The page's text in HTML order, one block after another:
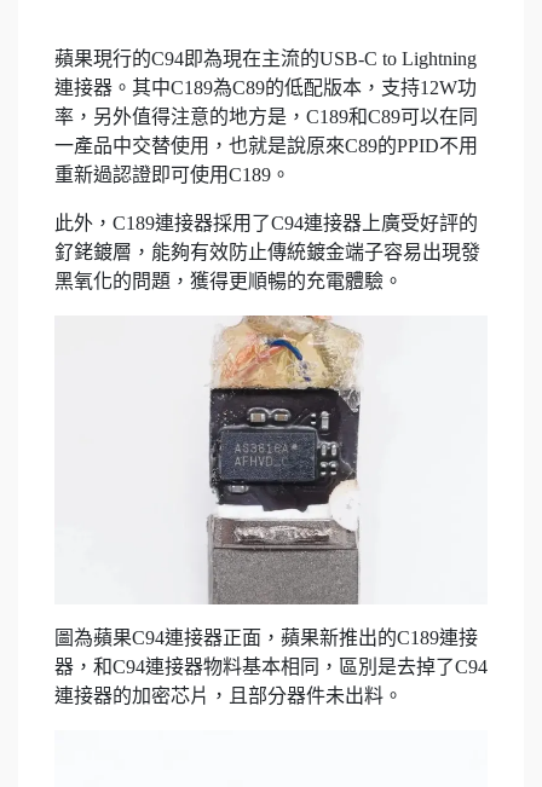
蘋果現行的C94即為現在主流的USB-C to Lightning
連接器。其中C189為C89的低配版本，支持12W功
率，另外值得注意的地方是，C189和C89可以在同
一產品中交替使用，也就是說原來C89的PPID不用
重新過認證即可使用C189。
此外，C189連接器採用了C94連接器上廣受好評的
釕銠鍍層，能夠有效防止傳統鍍金端子容易出現發
黑氧化的問題，獲得更順暢的充電體驗。
圖為蘋果C94連接器正面，蘋果新推出的C189連接
器，和C94連接器物料基本相同，區別是去掉了C94
連接器的加密芯片，且部分器件未出料。